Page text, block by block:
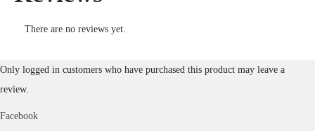
There are no reviews yet.
Only logged in customers who have purchased this product may leave a
review.
Facebook